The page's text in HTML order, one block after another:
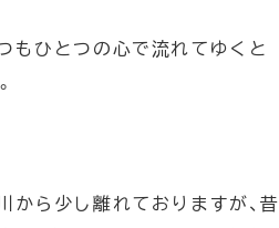
もひとつの心で流れてゆくと
から少し離れておりますが、昔